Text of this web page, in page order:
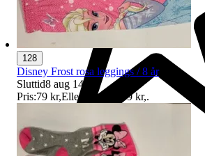
128
Disney Frost rosa leggings / 8 år
Sluttid8 aug 14:52
.
Pris:79 kr,Eller Köp nu 89 kr,.